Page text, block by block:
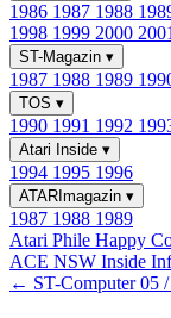
1986 1987 1988
1998 1999 2000 2001
ST-Magazin ▾
1987 1988 1989
TOS ▾
1990 1991 1992
Atari Inside ▾
1994 1995 1996
ATARImagazin ▾
1987 1988 1989
Atari Phile Happy
ACE NSW Inside
← ST-Computer 05